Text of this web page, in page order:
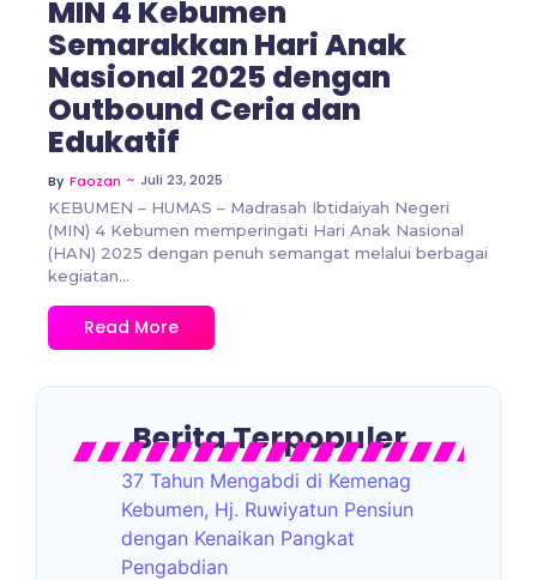
MIN 4 Kebumen
Semarakkan Hari Anak
Nasional 2025 dengan
Outbound Ceria dan
Edukatif
By Faozan ~ Juli 23, 2025
KEBUMEN – HUMAS – Madrasah Ibtidaiyah Negeri
(MIN) 4 Kebumen memperingati Hari Anak Nasional
(HAN) 2025 dengan penuh semangat melalui berbagai
kegiatan...
Read More
Berita Terpopuler
37 Tahun Mengabdi di Kemenag
Kebumen, Hj. Ruwiyatun Pensiun
dengan Kenaikan Pangkat
Pengabdian